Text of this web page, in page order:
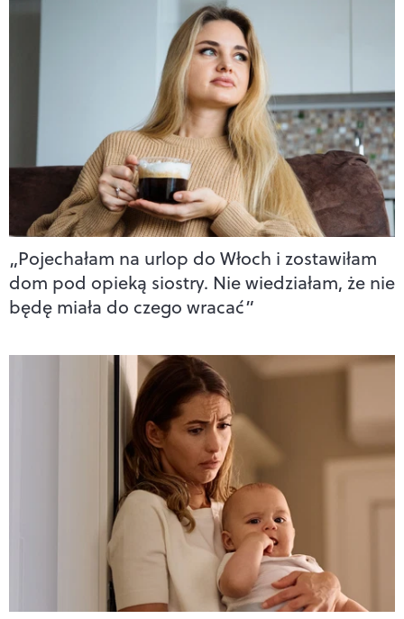
„Pojechałam na urlop do Włoch i zostawiłam
dom pod opieką siostry. Nie wiedziałam, że nie
będę miała do czego wracać”